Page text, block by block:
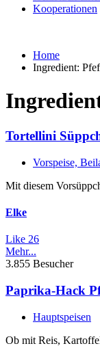
Kooperationen
Home
Ingredient:
Tortellini
Vorspeise,
Mit diesem
Elke
Like 26
Mehr...
3.855 Besucher
Paprika-Hack
Hauptspeisen
Ob mit Reis,